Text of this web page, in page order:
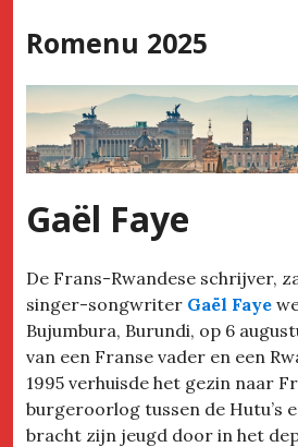
to
Romenu 2025
Gaël Faye
De Frans-Rwandese schrijver,
singer-songwriter Gaël Faye
Bujumbura, Burundi, op 6
van een Franse vader en een
1995 verhuisde het gezin naar
burgeroorlog tussen de Hutu’s
bracht zijn jeugd door in het